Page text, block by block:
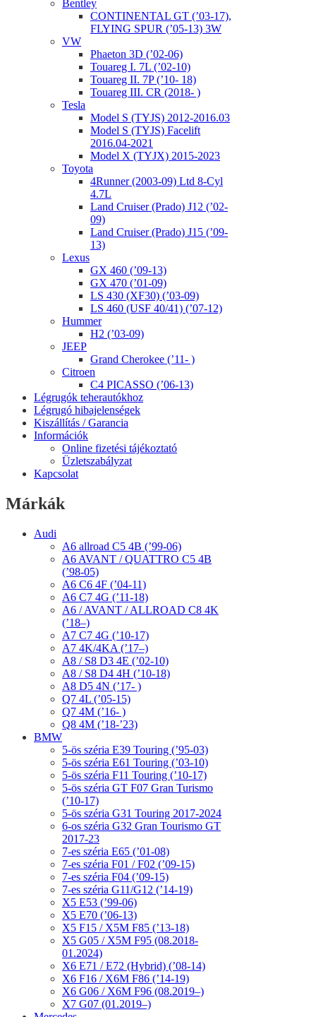
Bentley
CONTINENTAL GT (’03-17),
FLYING SPUR (’05-13) 3W
VW
Phaeton 3D (’02-06)
Touareg I. 7L (’02-10)
Touareg II. 7P (’10- 18)
Touareg III. CR (2018- )
Tesla
Model S (TYJS) 2012-2016.03
Model S (TYJS) Facelift
2016.04-2021
Model X (TYJX) 2015-2023
Toyota
4Runner (2003-09) Ltd 8-Cyl
4.7L
Land Cruiser (Prado) J12 (’02-
09)
Land Cruiser (Prado) J15 (’09-
13)
Lexus
GX 460 (’09-13)
GX 470 (’01-09)
LS 430 (XF30) (’03-09)
LS 460 (USF 40/41) (’07-12)
Hummer
H2 (’03-09)
JEEP
Grand Cherokee (’11- )
Citroen
C4 PICASSO (’06-13)
Légrugók teherautókhoz
Légrugó hibajelenségek
Kiszállítás / Garancia
Információk
Online fizetési tájékoztató
Üzletszabályzat
Kapcsolat
Márkák
Audi
A6 allroad C5 4B (’99-06)
A6 AVANT / QUATTRO C5 4B
(’98-05)
A6 C6 4F (’04-11)
A6 C7 4G (’11-18)
A6 / AVANT / ALLROAD C8 4K
(’18–)
A7 C7 4G (’10-17)
A7 4K/4KA (’17–)
A8 / S8 D3 4E (’02-10)
A8 / S8 D4 4H (’10-18)
A8 D5 4N (’17- )
Q7 4L (’05-15)
Q7 4M (’16- )
Q8 4M (’18-’23)
BMW
5-ös széria E39 Touring (’95-03)
5-ös széria E61 Touring (’03-10)
5-ös széria F11 Touring (’10-17)
5-ös széria GT F07 Gran Turismo
(’10-17)
5-ös széria G31 Touring 2017-2024
6-os széria G32 Gran Tourismo GT
2017-23
7-es széria E65 (’01-08)
7-es széria F01 / F02 (’09-15)
7-es széria F04 (’09-15)
7-es széria G11/G12 (’14-19)
X5 E53 (’99-06)
X5 E70 (’06-13)
X5 F15 / X5M F85 (’13-18)
X5 G05 / X5M F95 (08.2018-
01.2024)
X6 E71 / E72 (Hybrid) (’08-14)
X6 F16 / X6M F86 (’14-19)
X6 G06 / X6M F96 (08.2019–)
X7 G07 (01.2019–)